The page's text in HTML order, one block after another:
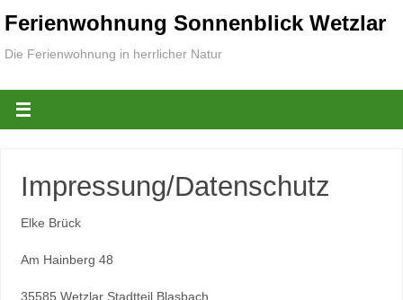
Ferienwohnung Sonnenblick Wetzlar
Die Ferienwohnung in herrlicher Natur
Impressung/Datenschutz
Elke Brück
Am Hainberg 48
35585 Wetzlar Stadtteil Blasbach